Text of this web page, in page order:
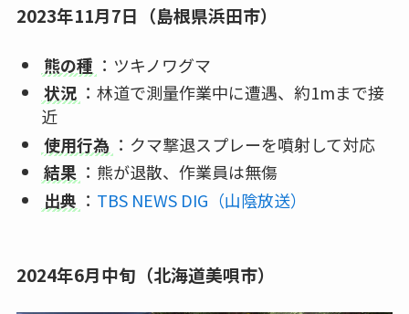
2023年11月7日（島根県浜田市）
熊の種 ：ツキノワグマ
状況 ：林道で測量作業中に遭遇、約1mまで接
近
使用行為 ：クマ撃退スプレーを噴射して対応
結果 ：熊が退散、作業員は無傷
出典 ： TBS NEWS DIG（山陰放送）
2024年6月中旬（北海道美唄市）